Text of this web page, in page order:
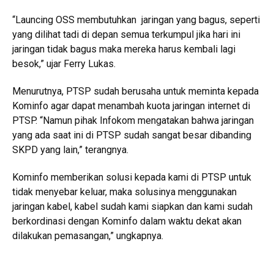
“Launcing OSS membutuhkan jaringan yang bagus, seperti
yang dilihat tadi di depan semua terkumpul jika hari ini
jaringan tidak bagus maka mereka harus kembali lagi
besok,” ujar Ferry Lukas.
Menurutnya, PTSP sudah berusaha untuk meminta kepada
Kominfo agar dapat menambah kuota jaringan internet di
PTSP. “Namun pihak Infokom mengatakan bahwa jaringan
yang ada saat ini di PTSP sudah sangat besar dibanding
SKPD yang lain,” terangnya.
Kominfo memberikan solusi kepada kami di PTSP untuk
tidak menyebar keluar, maka solusinya menggunakan
jaringan kabel, kabel sudah kami siapkan dan kami sudah
berkordinasi dengan Kominfo dalam waktu dekat akan
dilakukan pemasangan,” ungkapnya.